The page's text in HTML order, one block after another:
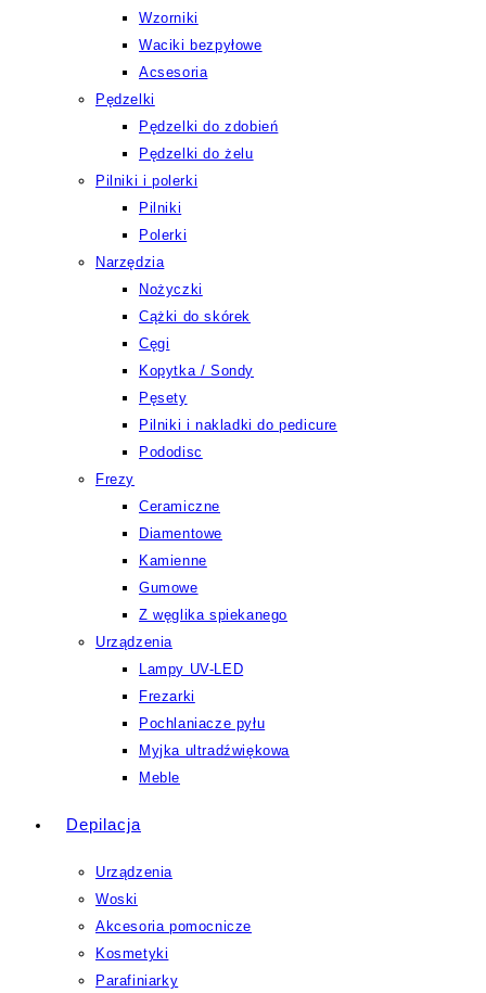
Wzorniki
Waciki bezpyłowe
Acsesoria
Pędzelki
Pędzelki do zdobień
Pędzelki do żelu
Pilniki i polerki
Pilniki
Polerki
Narzędzia
Nożyczki
Cążki do skórek
Cęgi
Kopytka / Sondy
Pęsety
Pilniki i nakladki do pedicure
Pododisc
Frezy
Ceramiczne
Diamentowe
Kamienne
Gumowe
Z węglika spiekanego
Urządzenia
Lampy UV-LED
Frezarki
Pochlaniacze pyłu
Myjka ultradźwiękowa
Meble
Depilacja
Urządzenia
Woski
Akcesoria pomocnicze
Kosmetyki
Parafiniarky